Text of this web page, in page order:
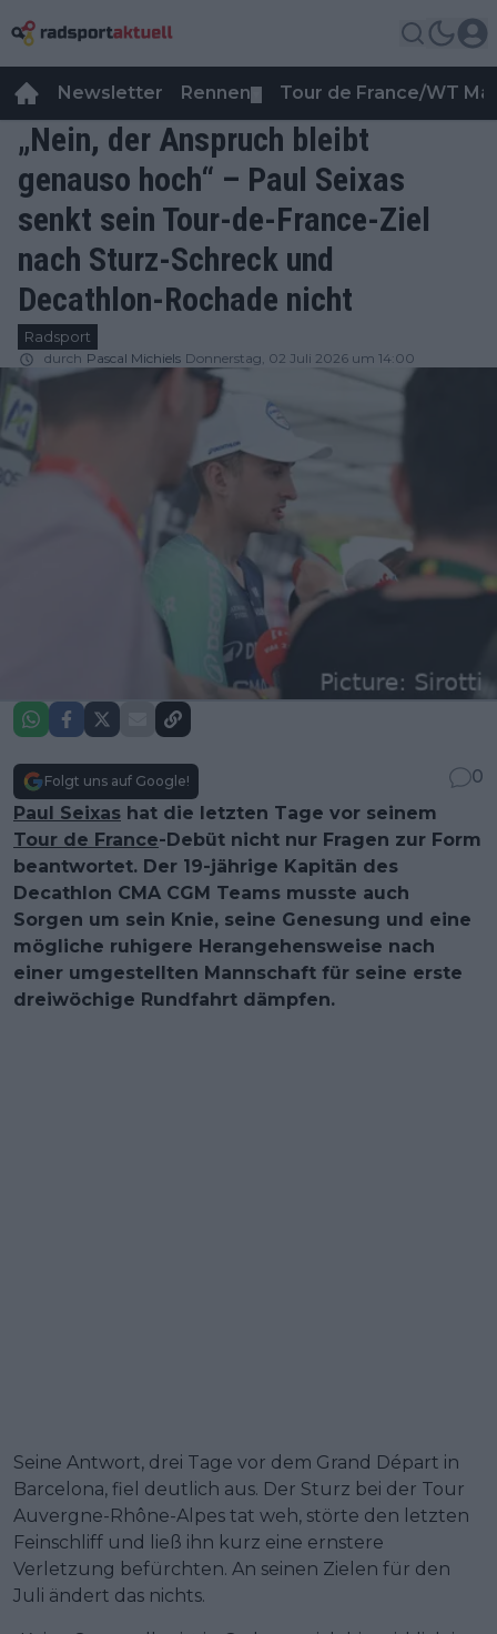
Newsletter Rennen Tour de France/WT
„Nein, der Anspruch bleibt
genauso hoch“ – Paul Seixas
senkt sein Tour-de-France-Ziel
nach Sturz-Schreck und
Decathlon-Rochade nicht
Radsport
durch Pascal Michiels Donnerstag, 02 Juli 2026 um 14:00
Folgt uns auf Google!
0
Paul Seixas hat die letzten Tage vor seinem
Tour de France-Debüt nicht nur Fragen zur Form
beantwortet. Der 19-jährige Kapitän des
Decathlon CMA CGM Teams musste auch
Sorgen um sein Knie, seine Genesung und eine
mögliche ruhigere Herangehensweise nach
einer umgestellten Mannschaft für seine erste
dreiwöchige Rundfahrt dämpfen.
Seine Antwort, drei Tage vor dem Grand Départ in
Barcelona, fiel deutlich aus. Der Sturz bei der Tour
Auvergne-Rhône-Alpes tat weh, störte den letzten
Feinschliff und ließ ihn kurz eine ernstere
Verletzung befürchten. An seinen Zielen für den
Juli ändert das nichts.